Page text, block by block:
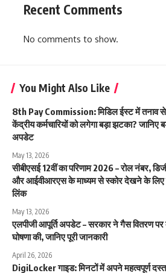
Recent Comments
No comments to show.
You Might Also Like
8th Pay Commission: मिडिल ईस्ट में तनाव से
केंद्रीय कर्मचारियों को लगेगा बड़ा झटका? जानिए
अपडेट
May 13, 2026
सीबीएसई 12वीं का परिणाम 2026 – रोल नंबर,
और आईवीआरएस के माध्यम से स्कोर देखने के लिए
लिंक
May 13, 2026
एलपीजी आपूर्ति अपडेट – सरकार ने गैस वितरण पर
घोषणा की, जानिए पूरी जानकारी
April 26, 2026
DigiLocker गाइड: मिनटों में अपने महत्वपूर्ण